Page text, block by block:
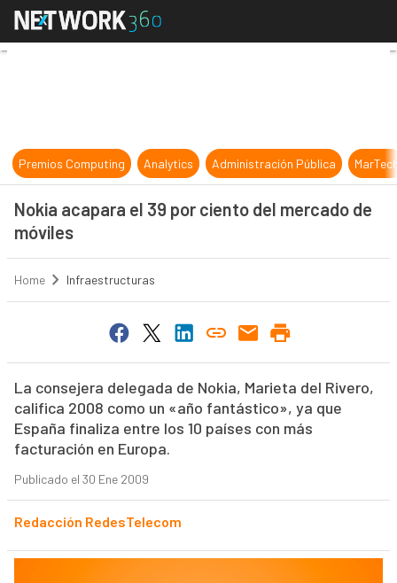
Nokia acapara el 39 por ciento del
Premios Computing Analytics Administración Pública
Nokia acapara el 39 por ciento del mercado de
móviles
Home Infraestructuras
La consejera delegada de Nokia, Marieta del Rivero,
califica 2008 como un «año fantástico», ya que
España finaliza entre los 10 países con más
facturación en Europa.
Publicado el 30 Ene 2009
Redacción RedesTelecom